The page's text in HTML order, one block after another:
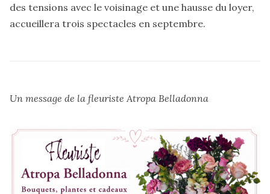
des tensions avec le voisinage et une hausse du loyer,
accueillera trois spectacles en septembre.
Un message de la fleuriste Atropa Belladonna